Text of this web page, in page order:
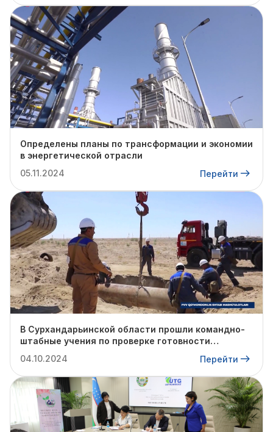
Определены планы по трансформации и экономии
в энергетической отрасли
05.11.2024
Перейти
В Сурхандарьинской области прошли командно-
штабные учения по проверке готовности
отопительному сезону.
04.10.2024 Перейти